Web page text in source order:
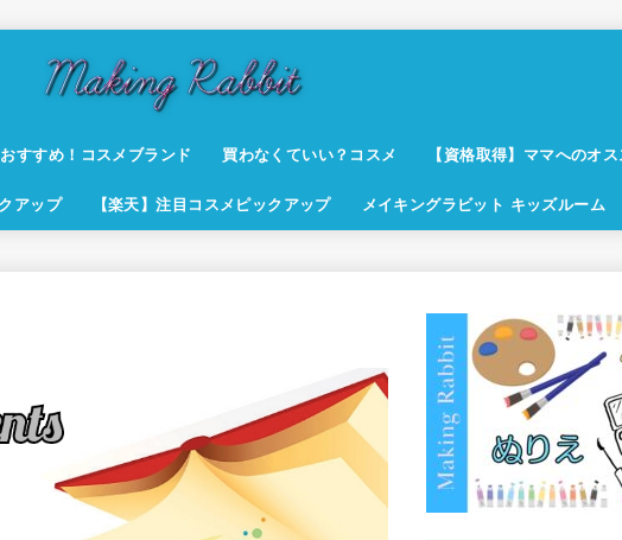
おすすめ！コスメブランド 買わなくていい？コスメ 【資格取得】ママへのオス
アップ 【楽天】注目コスメピックアップ メイキングラビット キッズルーム